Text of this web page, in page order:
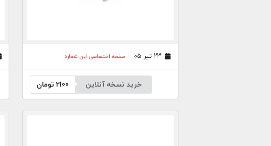
۲۳ تیر ۰۵ صفحه اختصاصی این شماره
خرید نسخه آنلاین 2100 تومان